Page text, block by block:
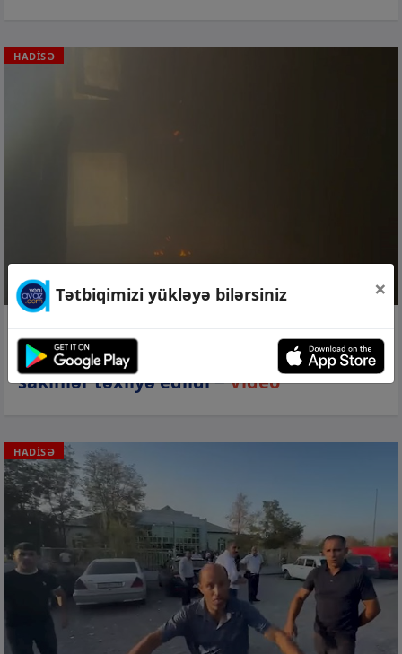
HADİSƏ
Sumqayıtda yaşayış binasında yanğın,
sakinlər təxliyə edildi −Video
HADİSƏ
Tətbiqimizi yükləyə bilərsiniz ×